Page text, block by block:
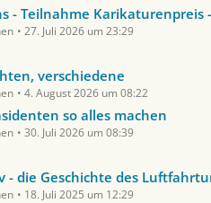
- Teilnahme
27. Juli 2026 um 23:29
verschiedene
4. August 2026 um 08:22
so alles machen
30. Juli 2026 um 08:39
Geschichte des Luftfahrtunternehmens und
18. Juli 2025 um 12:29